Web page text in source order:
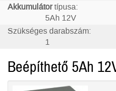
Akkumulátortípusa:
5Ah 12V
Szükséges darabszám:
1
Beépíthető 5Ah